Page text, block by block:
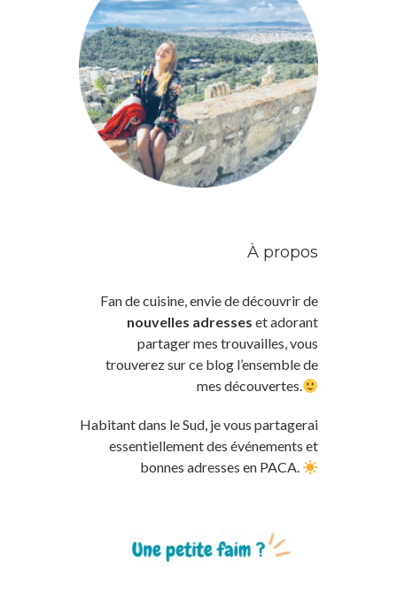
À propos
Fan de cuisine, envie de découvrir de
nouvelles adresses et adorant
partager mes trouvailles, vous
trouverez sur ce blog l’ensemble de
mes découvertes.
Habitant dans le Sud, je vous partagerai
essentiellement des événements et
bonnes adresses en PACA.